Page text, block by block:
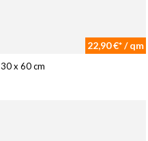
22,90 €* / qm
x 60 cm